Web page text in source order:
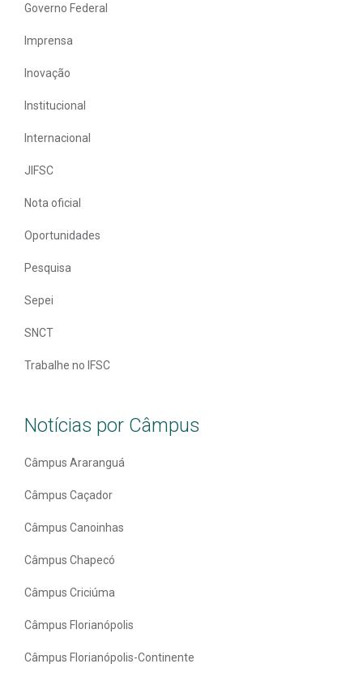
Governo Federal
Imprensa
Inovação
Institucional
Internacional
JIFSC
Nota oficial
Oportunidades
Pesquisa
Sepei
SNCT
Trabalhe no IFSC
Notícias por Câmpus
Câmpus Araranguá
Câmpus Caçador
Câmpus Canoinhas
Câmpus Chapecó
Câmpus Criciúma
Câmpus Florianópolis
Câmpus Florianópolis-Continente